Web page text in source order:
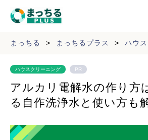
まっちる > まっちるプラス > ハウ
ハウスクリーニング PR
アルカリ電解水の作り方
る自作洗浄水と使い方も